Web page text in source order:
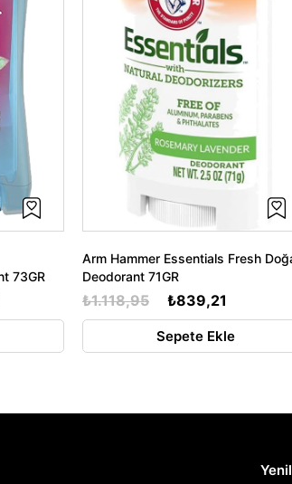
73GR
Arm Hammer Essentials Fresh
Deodorant 71GR
₺839,21
₺1.118,95
Sepete Ekle